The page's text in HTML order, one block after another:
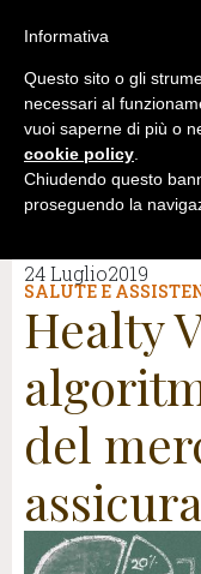
24 Luglio2019
SALUTE E
Healty
del
Informativa
Questo sito o gli
necessari al
vuoi saperne di più o
cookie policy.
Chiudendo questo
proseguendo la